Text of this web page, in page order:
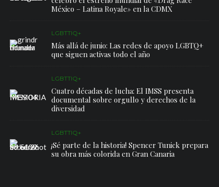
México – Latina Royale» en la CDMX
LGBTTIQ+
Más allá de junio: Las redes de apoyo LGBTQ+
que siguen activas todo el año
LGBTTIQ+
Cuatro décadas de lucha: El IMSS presenta
documental sobre orgullo y derechos de la
diversidad
LGBTTIQ+
¡Sé parte de la historia! Spencer Tunick prepara
su obra más colorida en Gran Canaria